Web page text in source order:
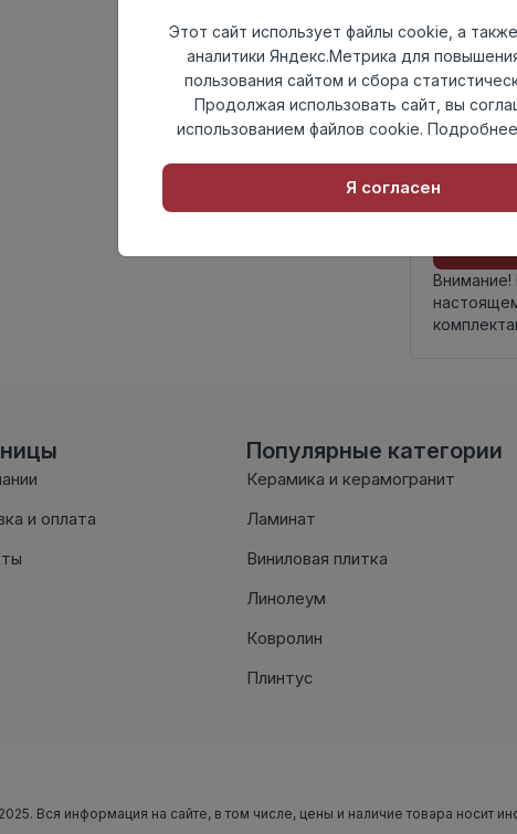
Теплый пол
Способ
укладки
Фаска
Страна
и оплата
Популярные категории
Керамика и керамогранит
Ламинат
Виниловая плитка
Линолеум
Ковролин
Плинтус
Вся информация на сайте, в том числе, цены и наличие товара носит
Этот сайт использует файлы cookie, а
аналитики Яндекс.Метрика для
пользования сайтом и сбора
Продолжая использовать сайт, вы
использованием файлов cookie.
Я согласен